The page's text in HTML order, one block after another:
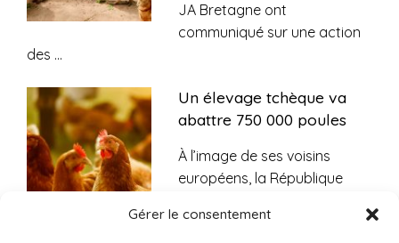
Gérer le consentement
JA Bretagne ont
communiqué sur une action
des ...
Un élevage tchèque va
abattre 750 000 poules
À l’image de ses voisins
européens, la République